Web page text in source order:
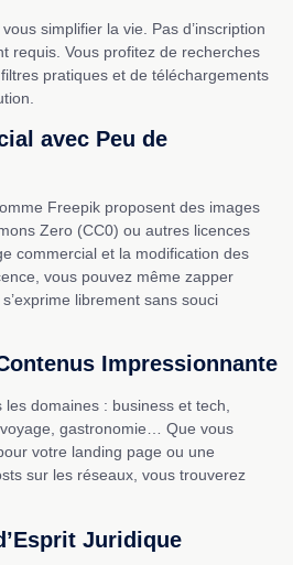
simplifier la vie. Pas d’inscription
requis. Vous profitez de recherches
pratiques et de téléchargements
avec Peu de
Freepik proposent des images
Zero (CC0) ou autres licences
commercial et la modification des
vous pouvez même zapper
librement sans souci
Impressionnante
domaines : business et tech,
gastronomie… Que vous
votre landing page ou une
sur les réseaux, vous trouverez
Juridique